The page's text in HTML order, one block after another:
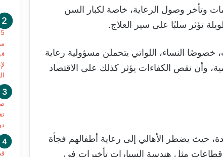
وتأخر وصول الرعاية، خاصة لكبار السن
تؤثر سلبًا على سير العلاج.
خصوصًا النساء، اللواتي يتحملن مسؤولية رعاية
وأن نقص الكفاءات يؤثر كذلك على الاقتصاد
حيث يضطر الأهالي إلى رعاية أطفالهم فجأة
مثل هندسة السيارات تأخيرات في